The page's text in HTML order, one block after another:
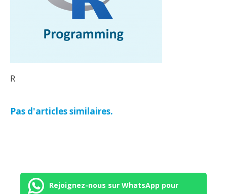
R
Pas d'articles similaires.
Rejoignez-nous sur WhatsApp pour